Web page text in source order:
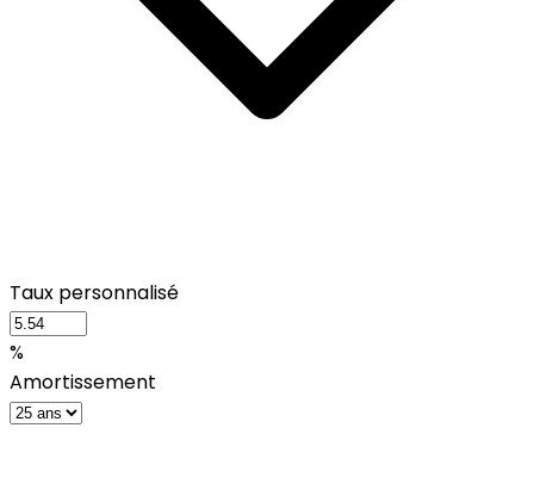
Taux personnalisé
%
Amortissement